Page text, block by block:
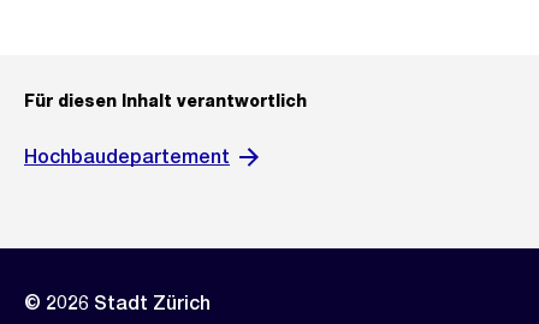
Für diesen Inhalt verantwortlich
Hochbaudepartement
© 2026 Stadt Zürich